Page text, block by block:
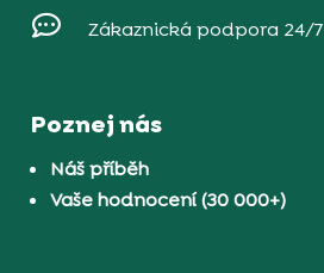
 Zákaznická podpora 24/7
Poznej nás
Náš příběh
Vaše hodnocení (30 000+)